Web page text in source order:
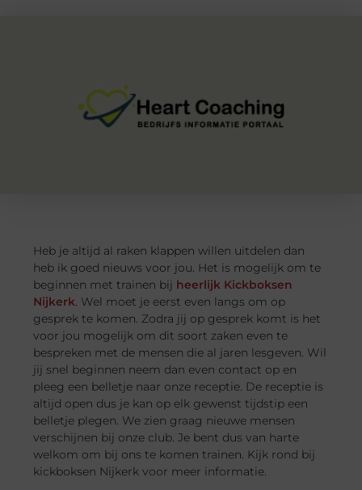
Heb je altijd al raken klappen willen uitdelen dan
heb ik goed nieuws voor jou. Het is mogelijk om te
beginnen met trainen bij heerlijk Kickboksen
Nijkerk. Wel moet je eerst even langs om op
gesprek te komen. Zodra jij op gesprek komt is het
voor jou mogelijk om dit soort zaken even te
bespreken met de mensen die al jaren lesgeven. Wil
jij snel beginnen neem dan even contact op en
pleeg een belletje naar onze receptie. De receptie is
altijd open dus je kan op elk gewenst tijdstip een
belletje plegen. We zien graag nieuwe mensen
verschijnen bij onze club. Je bent dus van harte
welkom om bij ons te komen trainen. Kijk rond bij
kickboksen Nijkerk voor meer informatie.